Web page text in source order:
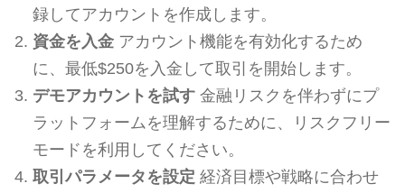
録してアカウントを作成します。
資金を入金アカウント機能を有効化するため
に、最低$250を入金して取引を開始します。
デモアカウントを試す金融リスクを伴わずにプ
ラットフォームを理解するために、リスクフリー
モードを利用してください。
取引パラメータを設定 経済目標や戦略に合わせ